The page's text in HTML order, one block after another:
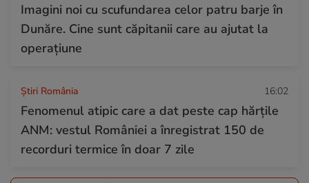
Imagini noi cu scufundarea celor patru barje în
Dunăre. Cine sunt căpitanii care au ajutat la
operațiune
Știri România 16:02
Fenomenul atipic care a dat peste cap hărțile
ANM: vestul României a înregistrat 150 de
recorduri termice în doar 7 zile